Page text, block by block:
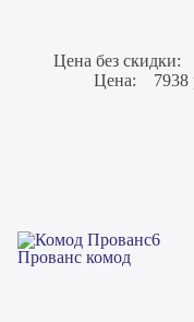
Цена без скидки:
Цена:
7938
Прованс комод